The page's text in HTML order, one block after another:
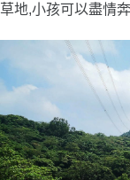
草地,小孩可以盡情